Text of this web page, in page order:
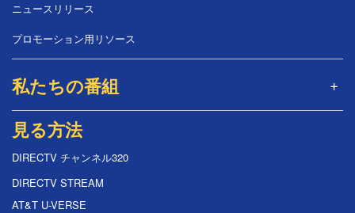
ニュースリリース
プロモーション用リソース
私たちの番組
見る方法
DIRECTV チャンネル320
DIRECTV STREAM
AT&T U-VERSE